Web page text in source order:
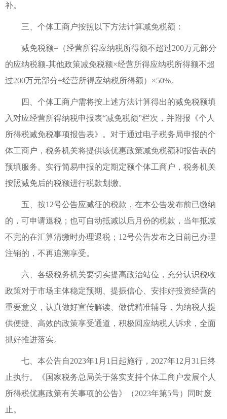
补。
三、个体工商户按照以下方法计算减免税额：
减免税额=（经营所得应纳税所得额不超过200万元部分
的应纳税额-其他政策减免税额×经营所得应纳税所得额不超
过200万元部分÷经营所得应纳税所得额）×50%。
四、个体工商户需将按上述方法计算得出的减免税额填
入对应经营所得纳税申报表“减免税额”栏次，并附报《个人
所得税减免税事项报告表》。对于通过电子税务局申报的个
体工商户，税务机关将提供该优惠政策减免税额和报告表的
预填服务。实行简易申报的定期定额个体工商户，税务机关
按照减免后的税额进行税款划缴。
五、按12号公告应减征的税款，在本公告发布前已缴纳
的，可申请退税；也可自动抵减以后月份的税款，当年抵减
不完的在汇算清缴时办理退税；12号公告发布之日前已办理
注销的，不再追溯享受。
六、各级税务机关要切实提高政治站位，充分认识税收
政策对于市场主体稳定预期、提振信心、安排好投资经营的
重要意义，认真做好宣传解读、做优精准辅导，为纳税人提
供便捷、高效的政策享受通道，积极回应纳税人诉求，全面
抓好推进落实。
七、本公告自2023年1月1日起施行，2027年12月31日终
止执行。《国家税务总局关于落实支持个体工商户发展个人
所得税优惠政策有关事项的公告》（2023年第5号）同时废
止。